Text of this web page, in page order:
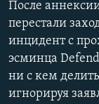
После
перестали
инцидент с
эсминца
ни с кем
игнорируя